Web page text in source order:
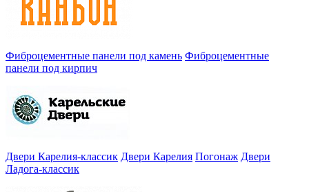
Фиброцементные панели под камень Фиброцементные
панели под кирпич
Двери Карелия-классик Двери Карелия Погонаж Двери
Ладога-классик